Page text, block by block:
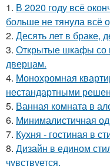
1. В 2020 году всё
больше не тянула всё
2. Десять лет в браке,
3. Открытые шкафы со
дверцам.
4. Монохромная
нестандартными
5. Ванная комната в
6. Минималистичная
7. Кухня - гостиная в
8. Дизайн в едином
чувствуется.